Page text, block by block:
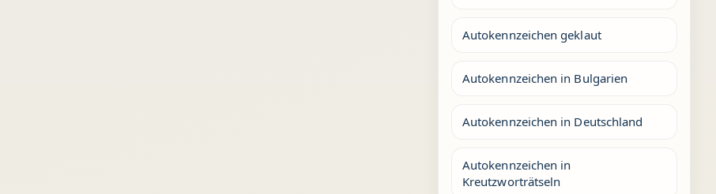
Autokennzeichen geklaut
Autokennzeichen in Bulgarien
Autokennzeichen in Deutschland
Autokennzeichen in
Kreutzworträtseln